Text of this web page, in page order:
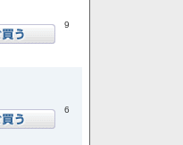
9
6